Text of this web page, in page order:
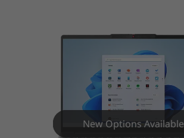
New Options Available